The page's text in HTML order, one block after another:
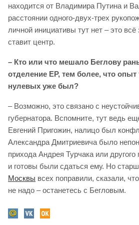
находится от Владимира Путина и
расстоянии одного-двух-трех
личной инициативы тут нет – это
ставит центр.
– Кто или что мешало Беглову
отделение ЕР, тем более, что опыт
нулевых уже был?
– Возможно, это связано с
губернатора. Вспомните, тут ведь
Евгений Пригожин, налицо был
Александра Дмитриевича было
прихода Андрея Турчака или другого
и готовы были сдаться ему. Но
Москвы всех поправили, сказали,
не надо – останетесь с Бегловым.